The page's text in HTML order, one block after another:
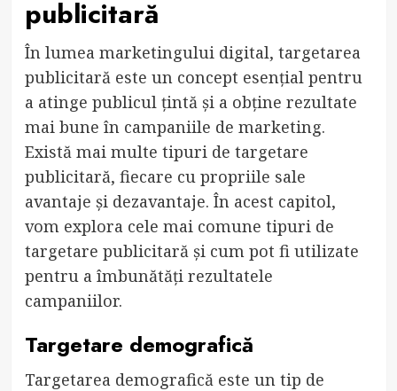
publicitară
În lumea marketingului digital, targetarea
publicitară este un concept esențial pentru
a atinge publicul țintă și a obține rezultate
mai bune în campaniile de marketing.
Există mai multe tipuri de targetare
publicitară, fiecare cu propriile sale
avantaje și dezavantaje. În acest capitol,
vom explora cele mai comune tipuri de
targetare publicitară și cum pot fi utilizate
pentru a îmbunătăți rezultatele
campaniilor.
Targetare demografică
Targetarea demografică este un tip de